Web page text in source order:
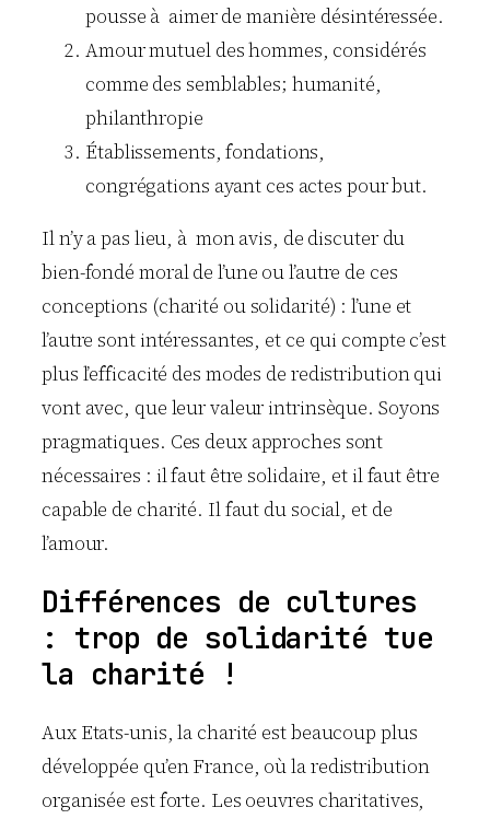
pousse à aimer de manière désintéressée.
Amour mutuel des hommes, considérés
comme des semblables; humanité,
philanthropie
Établissements, fondations,
congrégations ayant ces actes pour but.
Il n’y a pas lieu, à mon avis, de discuter du
bien-fondé moral de l’une ou l’autre de ces
conceptions (charité ou solidarité) : l’une et
l’autre sont intéressantes, et ce qui compte c’est
plus l’efficacité des modes de redistribution qui
vont avec, que leur valeur intrinsèque. Soyons
pragmatiques. Ces deux approches sont
nécessaires : il faut être solidaire, et il faut être
capable de charité. Il faut du social, et de
l’amour.
Différences de cultures
: trop de solidarité tue
la charité !
Aux Etats-unis, la charité est beaucoup plus
développée qu’en France, où la redistribution
organisée est forte. Les oeuvres charitatives,